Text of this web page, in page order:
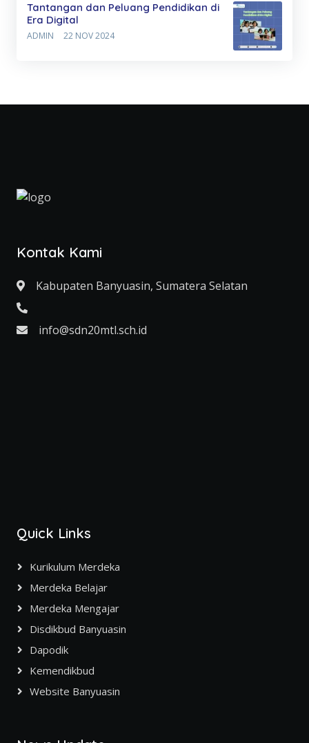
Tantangan dan Peluang Pendidikan di
Era Digital
ADMIN 22 NOV 2024
Kontak Kami
Kabupaten Banyuasin, Sumatera Selatan
info@sdn20mtl.sch.id
Quick Links
Kurikulum Merdeka
Merdeka Belajar
Merdeka Mengajar
Disdikbud Banyuasin
Dapodik
Kemendikbud
Website Banyuasin